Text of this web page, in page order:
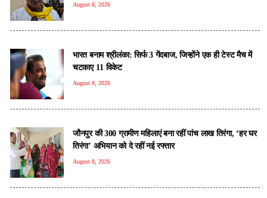
August 8, 2026
भारत बनाम श्रीलंका: सिर्फ 3 गेंदबाज, जिन्होंने एक ही टेस्ट मैच में
चटकाए 11 विकेट
August 8, 2026
जौनपुर की 300 ग्रामीण महिलाएं बना रहीं पांच लाख तिरंगा, ‘हर घर
तिरंगा’ अभियान को दे रहीं नई रफ्तार
August 8, 2026